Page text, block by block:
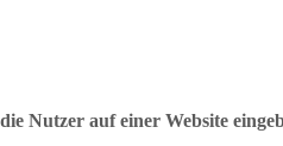
Nutzer auf einer Website